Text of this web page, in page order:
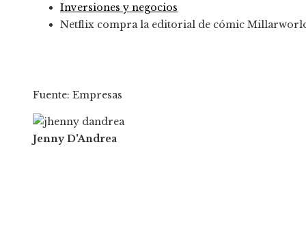
Inversiones y negocios
Netflix compra la editorial de cómic
Fuente: Empresas
Jenny D'Andrea